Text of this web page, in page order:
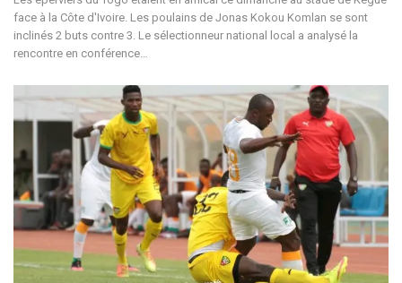
face à la Côte d'Ivoire. Les poulains de Jonas Kokou Komlan se sont
inclinés 2 buts contre 3. Le sélectionneur national local a analysé la
rencontre en conférence…